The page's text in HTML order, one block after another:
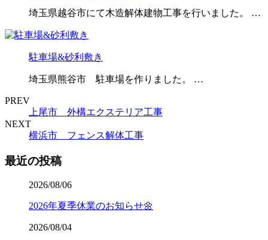
埼玉県越谷市にて木造解体建物工事を行いました。 …
駐車場&砂利敷き
埼玉県熊谷市 駐車場を作りました。 …
PREV
上尾市 外構エクステリア工事
NEXT
横浜市 フェンス解体工事
最近の投稿
2026/08/06
2026年夏季休業のお知らせ🌼
2026/08/04